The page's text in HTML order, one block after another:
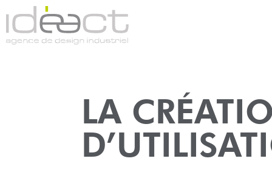
LA